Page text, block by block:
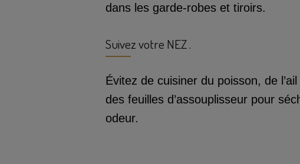
dans les garde-robes et tiroirs.
Suivez votre NEZ .
Évitez de cuisiner du poisson, de
des feuilles d’assouplisseur pour
odeur.